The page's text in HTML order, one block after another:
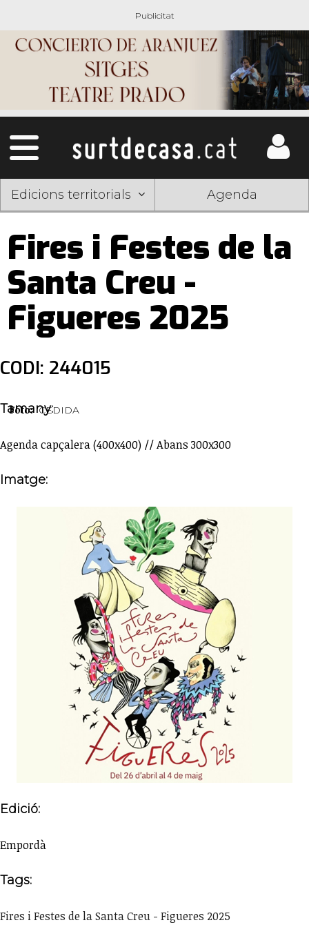
Edicions territorials Agenda
Fires i Festes de la
Santa Creu -
Figueres 2025
CODI: 244015
Foto: CEDIDA
Tamany:
Agenda capçalera (400x400) // Abans 300x300
Imatge:
Edició:
Empordà
Tags:
Fires i Festes de la Santa Creu - Figueres 2025